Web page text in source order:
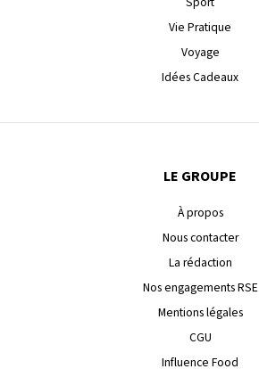
Vie Pratique
Voyage
Idées Cadeaux
LE GROUPE
À propos
Nous contacter
La rédaction
Nos engagements RSE
Mentions légales
CGU
Influence Food